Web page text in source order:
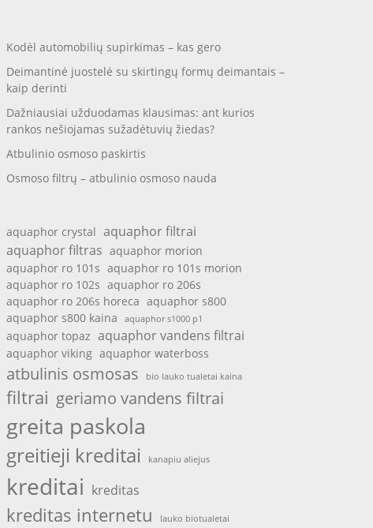
Kodėl automobilių supirkimas – kas gero
Deimantinė juostelė su skirtingų formų deimantais –
kaip derinti
Dažniausiai užduodamas klausimas: ant kurios
rankos nešiojamas sužadėtuvių žiedas?
Atbulinio osmoso paskirtis
Osmoso filtrų – atbulinio osmoso nauda
aquaphor crystal aquaphor filtrai
aquaphor filtras aquaphor morion
aquaphor ro 101s aquaphor ro 101s morion
aquaphor ro 102s aquaphor ro 206s
aquaphor ro 206s horeca aquaphor s800
aquaphor s800 kaina
aquaphor s1000 p1
aquaphor topaz aquaphor vandens filtrai
aquaphor viking aquaphor waterboss
atbulinis osmosas bio lauko tualetai kaina
filtrai geriamo vandens filtrai
greita paskola
greitieji kreditai kanapiu aliejus
kreditai kreditas
kreditas internetu lauko biotualetai